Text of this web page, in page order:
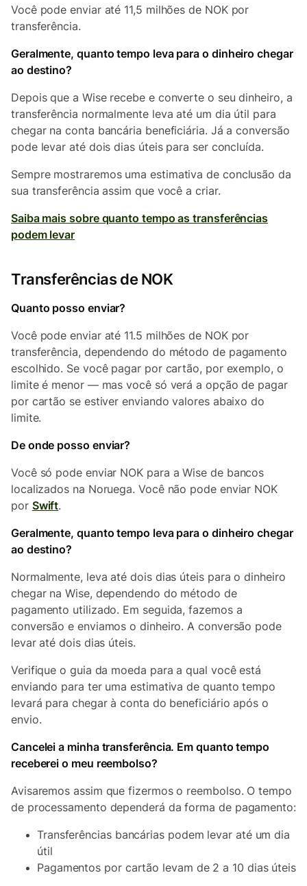
Você pode enviar até 11,5 milhões de NOK por
transferência.
Geralmente, quanto tempo leva para o dinheiro chegar
ao destino?
Depois que a Wise recebe e converte o seu dinheiro, a
transferência normalmente leva até um dia útil para
chegar na conta bancária beneficiária. Já a conversão
pode levar até dois dias úteis para ser concluída.
Sempre mostraremos uma estimativa de conclusão da
sua transferência assim que você a criar.
Saiba mais sobre quanto tempo as transferências
podem levar
Transferências de NOK
Quanto posso enviar?
Você pode enviar até 11.5 milhões de NOK por
transferência, dependendo do método de pagamento
escolhido. Se você pagar por cartão, por exemplo, o
limite é menor — mas você só verá a opção de pagar
por cartão se estiver enviando valores abaixo do
limite.
De onde posso enviar?
Você só pode enviar NOK para a Wise de bancos
localizados na Noruega. Você não pode enviar NOK
por Swift.
Geralmente, quanto tempo leva para o dinheiro chegar
ao destino?
Normalmente, leva até dois dias úteis para o dinheiro
chegar na Wise, dependendo do método de
pagamento utilizado. Em seguida, fazemos a
conversão e enviamos o dinheiro. A conversão pode
levar até dois dias úteis.
Verifique o guia da moeda para a qual você está
enviando para ter uma estimativa de quanto tempo
levará para chegar à conta do beneficiário após o
envio.
Cancelei a minha transferência. Em quanto tempo
receberei o meu reembolso?
Avisaremos assim que fizermos o reembolso. O tempo
de processamento dependerá da forma de pagamento:
Transferências bancárias podem levar até um dia
útil
Pagamentos por cartão levam de 2 a 10 dias úteis